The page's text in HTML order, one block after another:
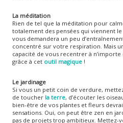
La méditation
Rien de tel que la méditation pour
totalement des pensées qui viennent
vous demandera un peu
concentré sur votre respiration. Mais
capacité de vous recentrer à
grâce à cet outil magique!
Le jardinage
Si vous un petit coin de verdure,
de toucher la terre, d’écouter les
bien-être de vos plantes et fleurs
sensations. Oui, on peut être zen en
pas de projets trop ambitieux. Mettez-